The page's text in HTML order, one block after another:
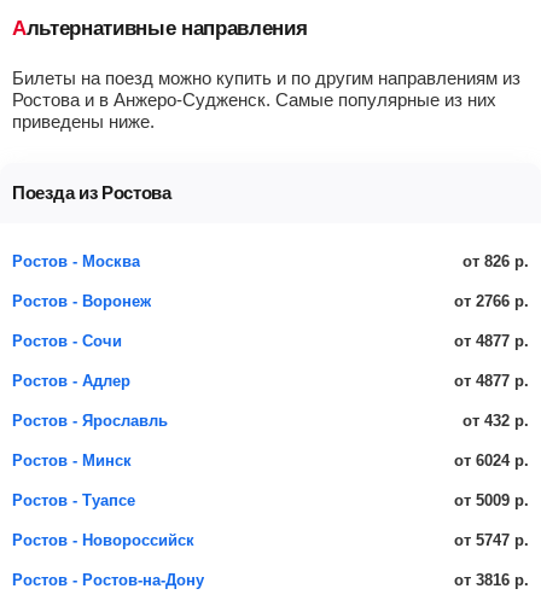
Альтернативные направления
Билеты на поезд можно купить и по другим направлениям из
Ростова и в Анжеро-Судженск. Самые популярные из них
приведены ниже.
Поезда из Ростова
Ростов - Москва от 826 р.
Ростов - Воронеж от 2766 р.
Ростов - Сочи от 4877 р.
Ростов - Адлер от 4877 р.
Ростов - Ярославль от 432 р.
Ростов - Минск от 6024 р.
Ростов - Туапсе от 5009 р.
Ростов - Новороссийск от 5747 р.
Ростов - Ростов-на-Дону от 3816 р.